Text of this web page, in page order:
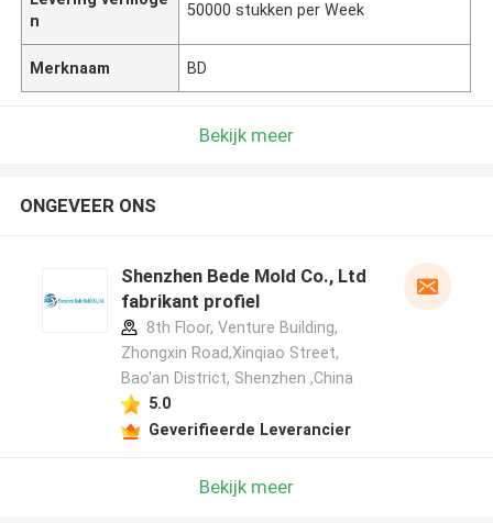
n
50000 stukken per Week
Merknaam BD
Bekijk meer
ONGEVEER ONS
Shenzhen Bede Mold Co., Ltd
fabrikant profiel
8th Floor, Venture Building,
Zhongxin Road,Xinqiao Street,
Bao'an District, Shenzhen ,China
5.0
Geverifieerde Leverancier
Bekijk meer